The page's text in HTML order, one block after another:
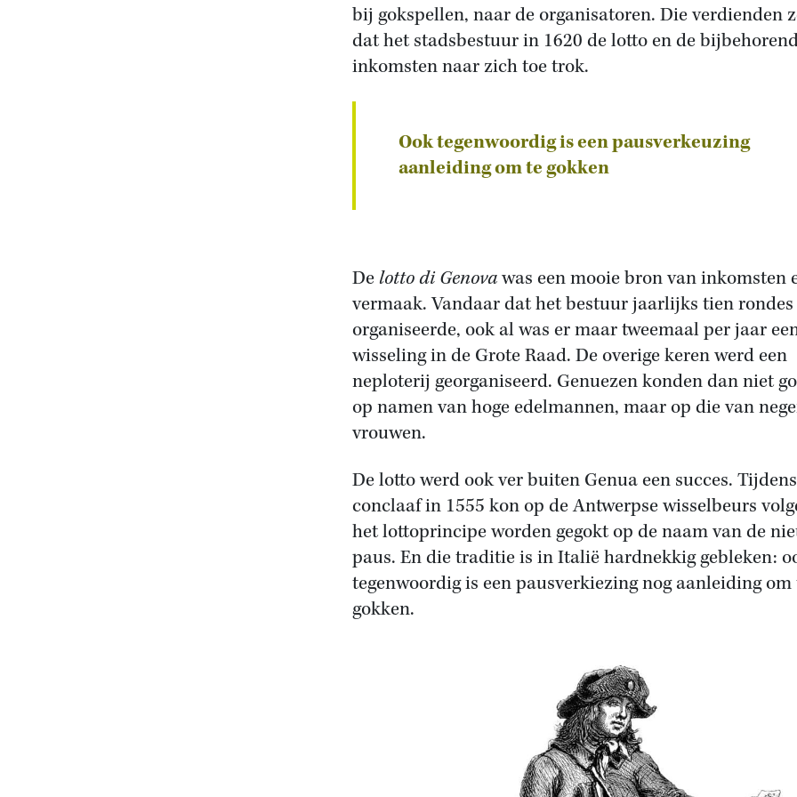
bij gokspellen, naar de organisatoren. Die verdienden
dat het stadsbestuur in 1620 de lotto en de
inkomsten naar zich toe trok.
Ook tegenwoordig is een pausverkeuzing
aanleiding om te gokken
De lotto di Genovawas een mooie bron van inkomsten
vermaak. Vandaar dat het bestuur jaarlijks tien rondes
organiseerde, ook al was er maar tweemaal per jaar
wisseling in de Grote Raad. De overige keren werd een
neploterij georganiseerd. Genuezen konden dan niet
op namen van hoge edelmannen, maar op die van
vrouwen.
De lotto werd ook ver buiten Genua een succes.
conclaaf in 1555 kon op de Antwerpse wisselbeurs
het lottoprincipe worden gegokt op de naam van de
paus. En die traditie is in Italië hardnekkig gebleken:
tegenwoordig is een pausverkiezing nog aanleiding om
gokken.